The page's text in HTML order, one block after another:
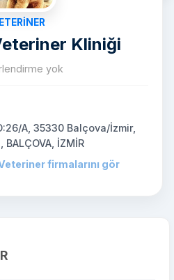
Kliniği
yok
A, 35330 Balçova/İzmir,
BALÇOVA, İZMİR
firmalarını gör